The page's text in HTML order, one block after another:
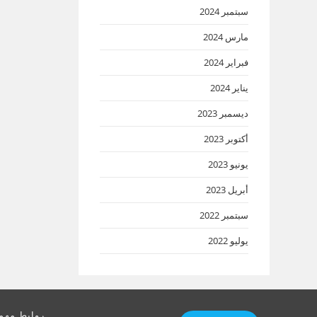
سبتمبر 2024
مارس 2024
فبراير 2024
يناير 2024
ديسمبر 2023
أكتوبر 2023
يونيو 2023
أبريل 2023
سبتمبر 2022
يوليو 2022